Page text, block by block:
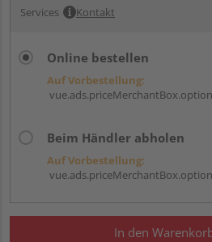
Services Kontakt
Online bestellen
Auf Vorbestellung:
Beim Händler abholen
Auf Vorbestellung:
In den